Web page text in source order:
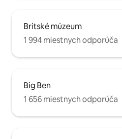
Britské múzeum
1 994 miestnych odporúča
Big Ben
1 656 miestnych odporúča